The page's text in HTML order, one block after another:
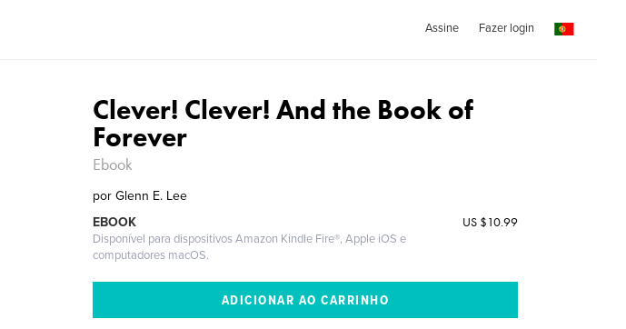
Assine Fazer login
Clever! Clever! And the Book of
Forever
Ebook
por Glenn E. Lee
US $10.99
EBOOK
Disponível para dispositivos Amazon Kindle Fire®, Apple iOS e
computadores macOS.